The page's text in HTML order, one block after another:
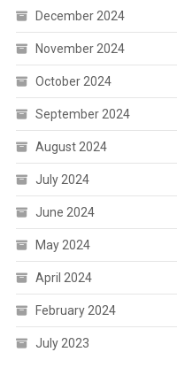
December 2024
November 2024
October 2024
September 2024
August 2024
July 2024
June 2024
May 2024
April 2024
February 2024
July 2023